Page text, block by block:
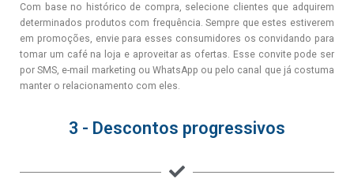
Com base no histórico de compra, selecione clientes que adquirem
determinados produtos com frequência. Sempre que estes estiverem
em promoções, envie para esses consumidores os convidando para
tomar um café na loja e aproveitar as ofertas. Esse convite pode ser
por SMS, e-mail marketing ou WhatsApp ou pelo canal que já costuma
manter o relacionamento com eles.
3 - Descontos progressivos